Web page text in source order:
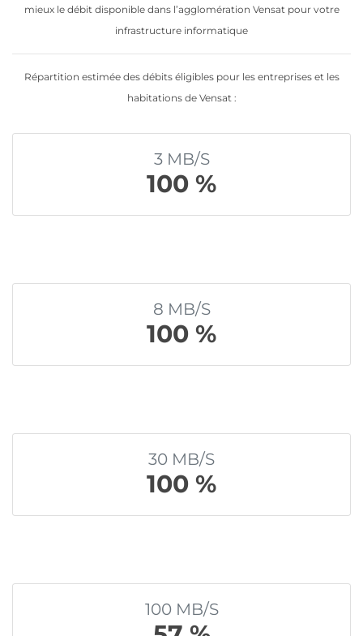
mieux le débit disponible dans l’agglomération Vensat pour votre
infrastructure informatique
Répartition estimée des débits éligibles pour les entreprises et les
habitations de Vensat :
3 MB/S
100 %
8 MB/S
100 %
30 MB/S
100 %
100 MB/S